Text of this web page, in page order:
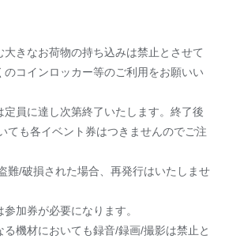
大きなお荷物の持ち込みは禁止とさせて
コインロッカー等のご利用をお願いい
定員に達し次第終了いたします。終了後
ても各イベント券はつきませんのでご注
難/破損された場合、再発行はいたしませ
参加券が必要になります。
る機材においても録音/録画/撮影は禁止と